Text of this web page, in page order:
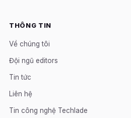
THÔNG TIN
Về chúng tôi
Đội ngũ editors
Tin tức
Liên hệ
Tin công nghệ Techlade